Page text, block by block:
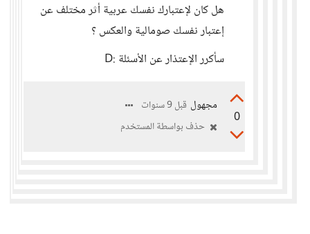
هل كان لإعتبارك نفسك عربية أثر مختلف عن
إعتبار نفسك صومالية والعكس ؟
سأكرر الإعتذار عن الأسئلة :D
0
مجهول قبل 9 سنوات
حذف بواسطة المستخدم